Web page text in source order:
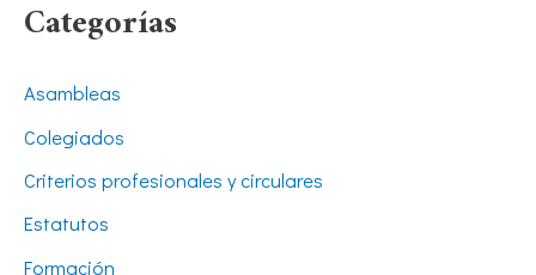
Categorías
Asambleas
Colegiados
Criterios profesionales y circulares
Estatutos
Formación